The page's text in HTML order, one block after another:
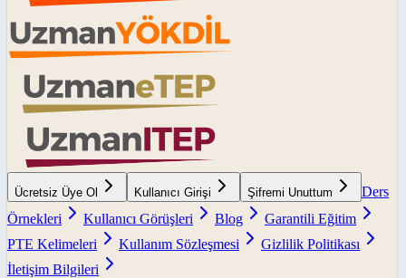
Ücretsiz Üye Ol Kullanıcı Girişi Şifremi Unuttum
Ders
Örnekleri
Kullanıcı Görüşleri Blog
Garantili Eğitim
PTE Kelimeleri
Kullanım Sözleşmesi
Gizlilik Politikası
İletişim Bilgileri